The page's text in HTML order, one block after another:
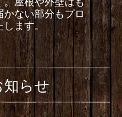
かない部分もプロ
します。
知らせ